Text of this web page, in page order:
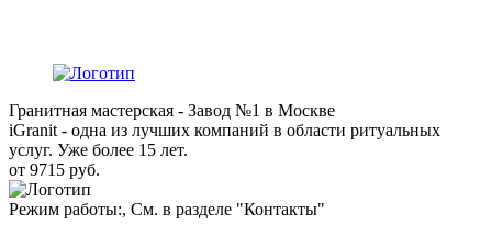
Гранитная мастерская - Завод №1 в Москве
iGranit - одна из лучших компаний в области ритуальных
услуг. Уже более 15 лет.
от 9715 руб.
Режим работы:, См. в разделе "Контакты"